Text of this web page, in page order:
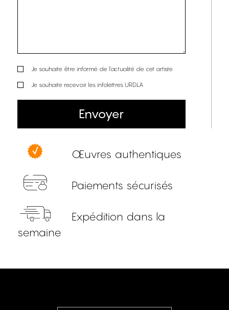
Je souhaite être informé de l’actualité de cet artiste
Je souhaite recevoir les infolettres URDLA
Envoyer
Œuvres authentiques
Paiements sécurisés
Expédition dans la
semaine